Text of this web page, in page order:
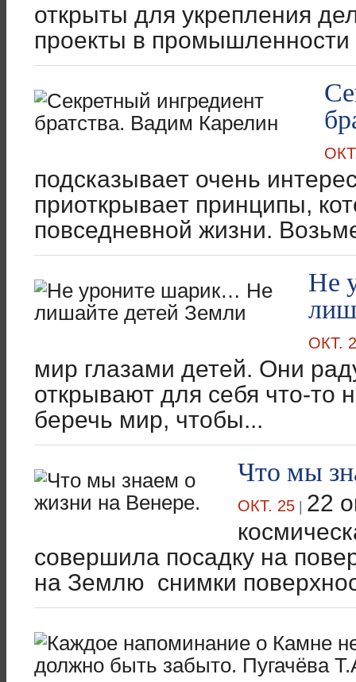
открыты для укрепления
проекты в промышленности
подсказывает очень
приоткрывает принципы,
повседневной жизни.
Не
ОКТ.
мир глазами детей. Они
открывают для себя что-то
беречь мир, чтобы...
Что мы
ОКТ. 25 | 22
совершила посадку на
на Землю снимки